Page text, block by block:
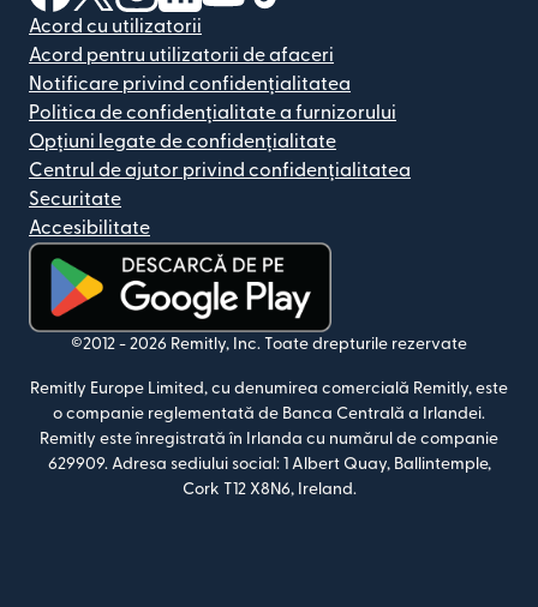
Acord cu utilizatorii
Acord pentru utilizatorii de afaceri
Notificare privind confidențialitatea
Politica de confidențialitate a furnizorului
Opțiuni legate de confidențialitate
Centrul de ajutor privind confidențialitatea
Securitate
Accesibilitate
(se deschide într-o fereastră nouă)
©2012 - 2026 Remitly, Inc. Toate drepturile rezervate
Remitly Europe Limited, cu denumirea comercială Remitly, este
o companie reglementată de Banca Centrală a Irlandei.
Remitly este înregistrată în Irlanda cu numărul de companie
629909. Adresa sediului social: 1 Albert Quay, Ballintemple,
Cork T12 X8N6, Ireland.